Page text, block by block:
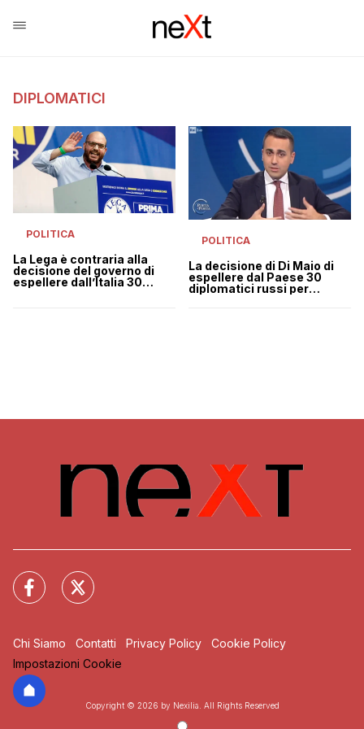
DIPLOMATICI
POLITICA
La Lega è contraria alla
decisione del governo di
espellere dall’Italia 30
POLITICA
La decisione di Di Maio di
espellere dal Paese 30
diplomatici russi per
Chi Siamo Contatti Privacy Policy
Cookie Policy
Impostazioni Cookie
Copyright © 2026 by Nexilia. All Rights Reserved